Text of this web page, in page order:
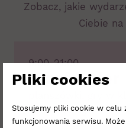
Zobacz, jakie
Ciebie
9:00-21:00
Strefa Gier
inne zabawy
Pliki cookies
Stosujemy pliki cookie w celu
funkcjonowania serwisu.